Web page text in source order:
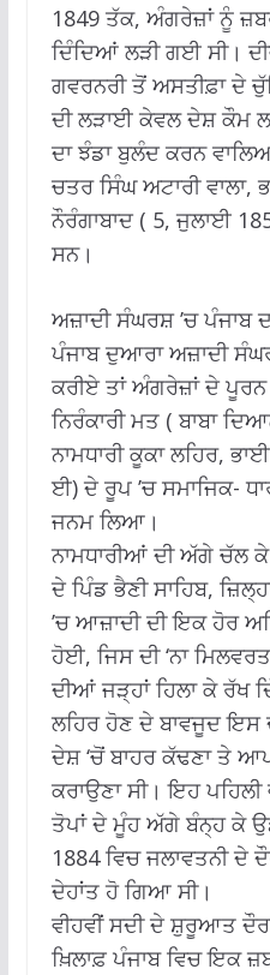
1849 ਤੱਕ, ਅੰਗਰੇਜ਼ਾਂ ਨੂੰ
ਦਿੰਦਿਆਂ ਲੜੀ ਗਈ ਸੀ।
ਗਵਰਨਰੀ ਤੋਂ ਅਸਤੀਫ਼ਾ ਦੇ
ਦੀ ਲੜਾਈ ਕੇਵਲ ਦੇਸ਼ ਕੌਮ
ਦਾ ਝੰਡਾ ਬੁਲੰਦ ਕਰਨ
ਚਤਰ ਸਿੰਘ ਅਟਾਰੀ ਵਾਲਾ,
ਨੌਰੰਗਾਬਾਦ ( 5, ਜੁਲਾਈ
ਸਨ।
ਅਜ਼ਾਦੀ ਸੰਘਰਸ਼ ’ਚ ਪੰਜਾਬ
ਪੰਜਾਬ ਦੁਆਰਾ ਅਜ਼ਾਦੀ
ਕਰੀਏ ਤਾਂ ਅੰਗਰੇਜ਼ਾਂ ਦੇ
ਨਿਰੰਕਾਰੀ ਮਤ ( ਬਾਬਾ
ਨਾਮਧਾਰੀ ਕੂਕਾ ਲਹਿਰ,
ਈ) ਦੇ ਰੂਪ ’ਚ ਸਮਾਜਿਕ-
ਜਨਮ ਲਿਆ।
ਨਾਮਧਾਰੀਆਂ ਦੀ ਅੱਗੇ ਚੱਲ ਕੇ
ਦੇ ਪਿੰਡ ਭੈਣੀ ਸਾਹਿਬ,
’ਚ ਆਜ਼ਾਦੀ ਦੀ ਇਕ ਹੋਰ
ਹੋਈ, ਜਿਸ ਦੀ ‘ਨਾ
ਦੀਆਂ ਜੜ੍ਹਾਂ ਹਿਲਾ ਕੇ ਰੱਖ
ਲਹਿਰ ਹੋਣ ਦੇ ਬਾਵਜੂਦ ਇਸ
ਦੇਸ਼ ‘ਚੋਂ ਬਾਹਰ ਕੱਢਣਾ ਤੇ
ਕਰਾਉਣਾ ਸੀ। ਇਹ
ਤੋਪਾਂ ਦੇ ਮੂੰਹ ਅੱਗੇ ਬੰਨ੍ਹ ਕੇ
1884 ਵਿਚ ਜਲਾਵਤਨੀ ਦੇ
ਦੇਹਾਂਤ ਹੋ ਗਿਆ ਸੀ।
ਵੀਹਵੀਂ ਸਦੀ ਦੇ ਸ਼ੁਰੂਆਤ
ਖ਼ਿਲਾਫ਼ ਪੰਜਾਬ ਵਿਚ ਇਕ